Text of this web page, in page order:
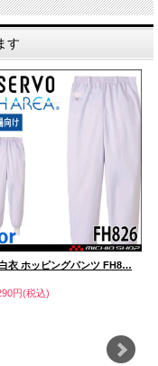
す
衣 ホッピングパンツ FH8…
円(税込)